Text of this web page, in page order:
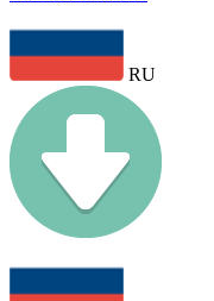
RU